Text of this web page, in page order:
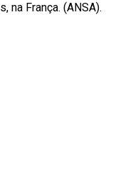
na França. (ANSA).